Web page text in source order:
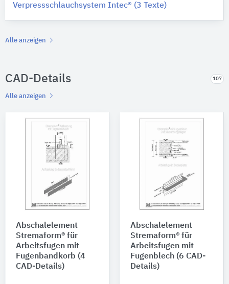
Verpressschlauchsystem Intec® (3 Texte)
Alle anzeigen
CAD-Details 107
Alle anzeigen
Abschalelement
Stremaform® für
Arbeitsfugen mit
Fugenbandkorb (4
CAD-Details)
Abschalelement
Stremaform® für
Arbeitsfugen mit
Fugenblech (6 CAD-
Details)